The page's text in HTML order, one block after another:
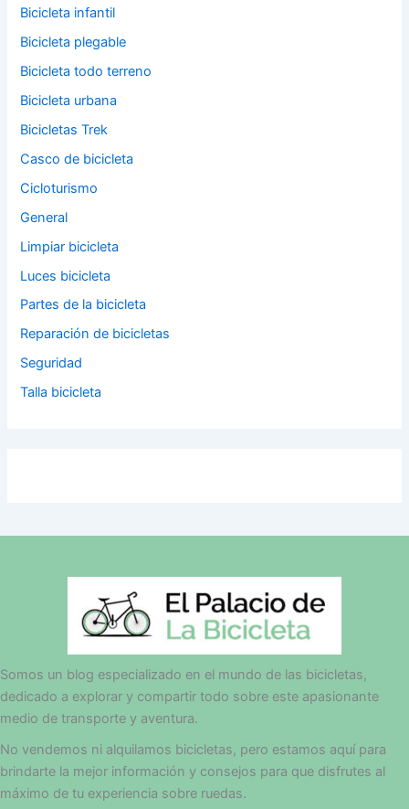
Bicicleta infantil
Bicicleta plegable
Bicicleta todo terreno
Bicicleta urbana
Bicicletas Trek
Casco de bicicleta
Cicloturismo
General
Limpiar bicicleta
Luces bicicleta
Partes de la bicicleta
Reparación de bicicletas
Seguridad
Talla bicicleta
Somos un blog especializado en el mundo de las bicicletas,
dedicado a explorar y compartir todo sobre este apasionante
medio de transporte y aventura.
No vendemos ni alquilamos bicicletas, pero estamos aquí para
brindarte la mejor información y consejos para que disfrutes al
máximo de tu experiencia sobre ruedas.